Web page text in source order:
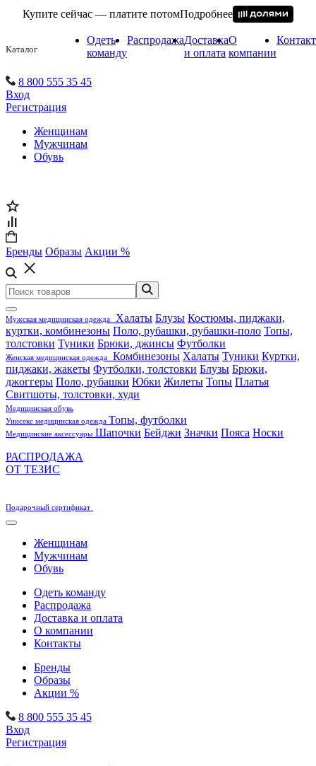
Купите сейчас — платите потомПодробнее
Каталог
Одеть
команду
РаспродажаДоставка
и оплата
О
компании
8 800 555 35 45
Вход
Регистрация
Женщинам
Мужчинам
Обувь
Бренды Образы Акции %
Мужская медицинская одежда Халаты Блузы Костюмы, пиджаки,
куртки, комбинезоны Поло, рубашки, рубашки-поло Топы,
толстовки Туники Брюки, джинсы Футболки
Женская медицинская одежда Комбинезоны Халаты Туники Куртки,
пиджаки, жакеты Футболки, толстовки Блузы Брюки,
джоггеры Поло, рубашки Юбки Жилеты Топы Платья
Свитшоты, толстовки, худи
Медицинская обувь
Унисекс медицинская одежда Топы, футболки
Медицинские аксессуары Шапочки Бейджи Значки Пояса Носки
РАСПРОДАЖА
ОТ ТЕЗИС
Подарочный сертификат
Женщинам
Мужчинам
Обувь
Одеть команду
Распродажа
Доставка и оплата
О компании
Контакты
Бренды
Образы
Акции %
8 800 555 35 45
Вход
Регистрация